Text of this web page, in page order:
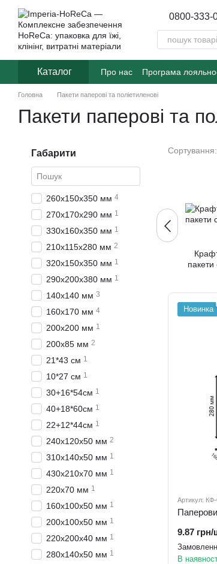
Перейти до основного контенту
0800-333-
Каталог Про нас Програма
Договір публічної оферти
Головна Пакети паперові та поліетиленові
Пакети паперові та
Сортування:
Новинка
Артикул:
9.87 грн/
В
Габарити
260х150х350 мм 4
270х170х290 мм 1
330х160х350 мм 1
210х115х280 мм 2
320х150х350 мм 1
290х200х380 мм 1
140х140 мм 3
160х170 мм 4
200х200 мм 1
200х85 мм 2
21*43 см 1
10*27 см 1
30+16*54см 1
40+18*60см 1
22+12*44см 1
240x120x50 мм 2
310х140х50 мм 1
430х210х70 мм 1
220x70 мм 1
160x100x50 мм 1
200x100x50 мм 1
220x200x40 мм 1
280x140x50 мм 1